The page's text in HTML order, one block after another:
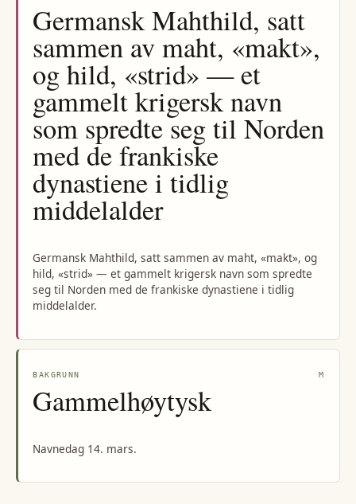
Germansk Mahthild, satt
sammen av maht, «makt»,
og hild, «strid» — et
gammelt krigersk navn
som spredte seg til Norden
med de frankiske
dynastiene i tidlig
middelalder
Germansk Mahthild, satt sammen av maht, «makt», og
hild, «strid» — et gammelt krigersk navn som spredte
seg til Norden med de frankiske dynastiene i tidlig
middelalder.
BAKGRUNN M
Gammelhøytysk
Navnedag 14. mars.